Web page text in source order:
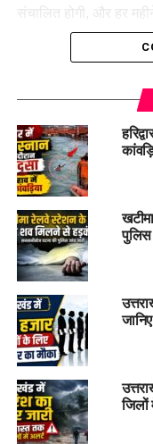
संचालित होगी, और हर
#AIIMSRishikesh, #
#PMNarendraModi, #
#Uttarakhand
RELATED TOPICS:
EMERGENCY MEDICAL
UTTARAKHAND
UP NEXT
एचआईवी संक्रमित
शिकार….
DON'T MISS
मुख्यमंत्री धामी ने
पुलिस
जिलों